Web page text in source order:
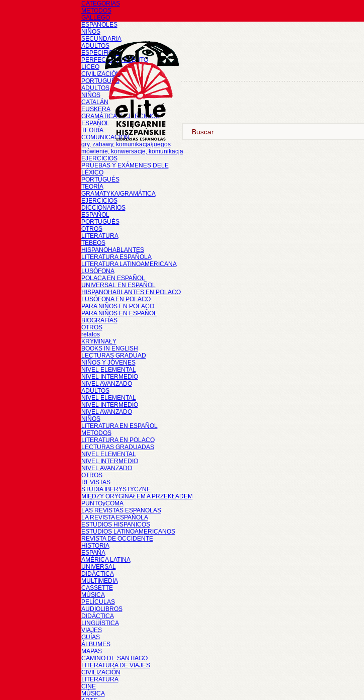
CATEGORÍAS
METODOS
GALLEGO
ESPAÑOLES
NIÑOS
SECUNDARIA
ADULTOS
ESPECIFICOS
PERFECCIONAMIENTO
LICEO
CIVILIZACIÓN
PORTUGUÉS
ADULTOS
NIÑOS
CATALÁN
EUSKERA
GRAMÁTICA Y EJERCICIOS
ESPAÑOL
TEORÍA
COMUNICACIÓN
gry, zabawy, komunikacja/juegos
mówienie, konwersacje, komunikacja
EJERCICIOS
PRUEBAS Y EXÁMENES DELE
LÉXICO
PORTUGUÉS
TEORÍA
GRAMATYKA/GRAMÁTICA
EJERCICIOS
DICCIONARIOS
ESPAÑOL
PORTUGUÉS
OTROS
LITERATURA
TEBEOS
HISPANOHABLANTES
LITERATURA ESPAÑOLA
LITERATURA LATINOAMERICANA
LUSÓFONA
POLACA EN ESPAÑOL
UNIVERSAL EN ESPAÑOL
HISPANOHABLANTES EN POLACO
LUSÓFONA EN POLACO
PARA NIÑOS EN POLACO
PARA NIÑOS EN ESPAÑOL
BIOGRAFÍAS
OTROS
relatos
KRYMINAŁY
BOOKS IN ENGLISH
LECTURAS GRADUAD
NIÑOS Y JÓVENES
NIVEL ELEMENTAL
NIVEL INTERMEDIO
NIVEL AVANZADO
ADULTOS
NIVEL ELEMENTAL
NIVEL INTERMEDIO
NIVEL AVANZADO
NIÑOS
LITERATURA EN ESPAÑOL
METODOS
LITERATURA EN POLACO
LECTURAS GRADUADAS
NIVEL ELEMENTAL
NIVEL INTERMEDIO
NIVEL AVANZADO
OTROS
REVISTAS
STUDIA IBERYSTYCZNE
MIĘDZY ORYGINAŁEM A PRZEKŁADEM
PUNTOyCOMA
LAS REVISTAS ESPANOLAS
LA REVISTA ESPAÑOLA
ESTUDIOS HISPANICOS
ESTUDIOS LATINOAMERICANOS
REVISTA DE OCCIDENTE
HISTORIA
ESPAÑA
AMÉRICA LATINA
UNIVERSAL
DIDÁCTICA
MULTIMEDIA
CASSETTE
MÚSICA
PELÍCULAS
AUDIOLIBROS
DIDÁCTICA
LINGÜÍSTICA
VIAJES
GUÍAS
ÁLBUMES
MAPAS
CAMINO DE SANTIAGO
LITERATURA DE VIAJES
CIVILIZACIÓN
LITERATURA
CINE
MÚSICA